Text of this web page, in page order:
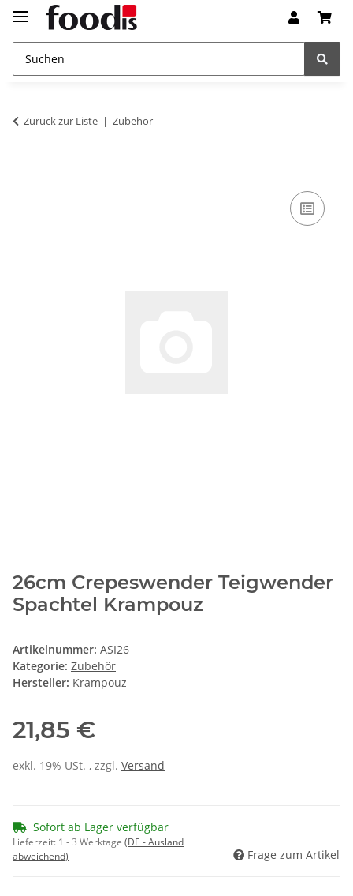
Zurück zur Liste Zubehör
26cm Crepeswender Teigwender
Spachtel Krampouz
Artikelnummer: ASI26
Kategorie: Zubehör
Hersteller: Krampouz
21,85 €
exkl. 19% USt. , zzgl. Versand
Sofort ab Lager verfügbar
Lieferzeit: 1 - 3 Werktage (DE - Ausland
abweichend)
Frage zum Artikel